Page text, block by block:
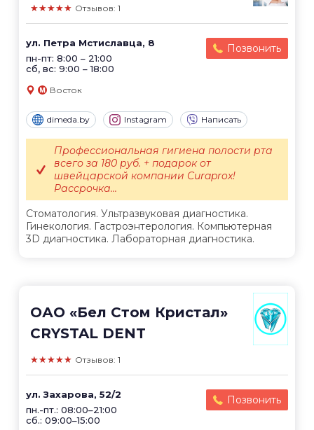
★★★★★ Отзывов: 1
ул. Петра Мстиславца, 8
пн-пт: 8:00 – 21:00
сб, вс: 9:00 – 18:00
Позвонить
Восток
dimeda.by Instagram Написать
Стоматология. Ультразвуковая диагностика.
Гинекология. Гастроэнтерология. Компьютерная
3D диагностика. Лабораторная диагностика.
Профессиональная гигиена полости рта
всего за 180 руб. + подарок от
швейцарской компании Curaprox!
Рассрочка...
ОАО «Бел Стом Кристал»
CRYSTAL DENT
★★★★★ Отзывов: 1
ул. Захарова, 52/2
пн.-пт.: 08:00–21:00
сб.: 09:00–15:00
Позвонить